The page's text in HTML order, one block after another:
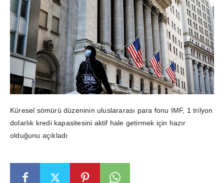
Küresel sömürü düzeninin uluslararası para fonu IMF, 1 trilyon
dolarlık kredi kapasitesini aktif hale getirmek için hazır
olduğunu açıkladı